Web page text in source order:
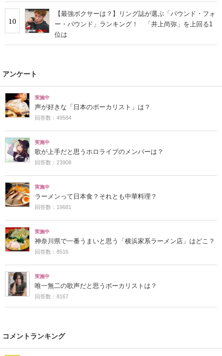
10
【最強ボクサーは？】リング誌が選ぶ「パウンド・フォ
ー・パウンド」ランキング！ 「井上尚弥」を上回る1
位は
アンケート
実施中
声が好きな「日本のボーカリスト」は？
回答数：49584
実施中
歌が上手だと思うホロライブのメンバーは？
回答数：23908
実施中
ラーメンって日本食？それとも中華料理？
回答数：19681
実施中
神奈川県で一番うまいと思う「横浜家系ラーメン店」はどこ？
回答数：8516
実施中
唯一無二の歌声だと思うボーカリストは？
回答数：8167
コメントランキング